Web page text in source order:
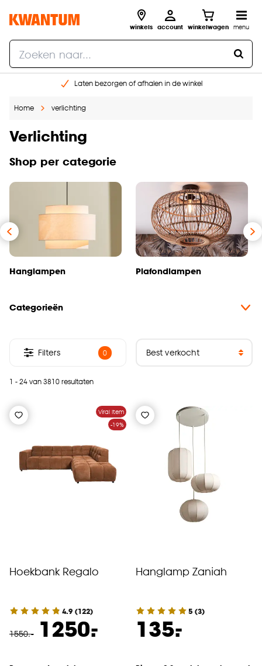
winkels account winkelwagen menu
Laten bezorgen of afhalen in de winkel
Gratis raam advies en inmeten aan huis
Home verlichting
Verlichting
Shop per categorie
Hanglampen Plafondlampen
Categorieën
1 - 24 van 3810 resultaten
Filters 0
Viral Item
-19%
Hoekbank Regalo
4.9 (122)
1550.- 1250.
-
Hanglamp Zaniah
5 (3)
135.
-